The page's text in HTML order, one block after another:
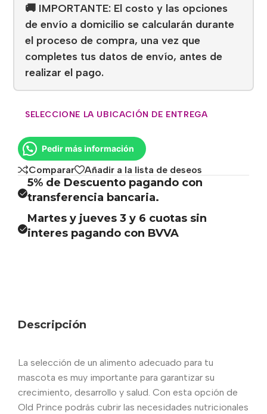
🚚 IMPORTANTE: El costo y las opciones
de envío a domicilio se calcularán durante
el proceso de compra, una vez que
completes tus datos de envío, antes de
realizar el pago.
SELECCIONE LA UBICACIÓN DE ENTREGA
Pedir más información
Comparar Añadir a la lista de deseos
5% de Descuento pagando con
transferencia bancaria.
Martes y jueves 3 y 6 cuotas sin
interes pagando con BVVA
Descripción
La selección de un alimento adecuado para tu
mascota es muy importante para garantizar su
crecimiento, desarrollo y salud. Con esta opción de
Old Prince podrás cubrir las necesidades nutricionales